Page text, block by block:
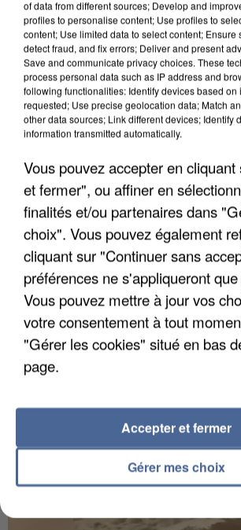
6 août 2026
Gabriel Attal et Raphaël
ingérences...
Sollicité, Sébastien Lecornu
commun" avec les partis à la
of data from different sources; Develop and
profiles to personalise content; Use profiles to
content; Use limited data to select content; Ensure
detect fraud, and fix errors; Deliver and present
Save and communicate privacy choices. These
process personal data such as IP address and
following functionalities: Identify devices based on
requested; Use precise geolocation data; Match
other data sources; Link different devices; Identify
information transmitted automatically.
Vous pouvez accepter en
et fermer", ou affiner en
finalités et/ou partenaires dans
choix". Vous pouvez également
cliquant sur "Continuer sans
préférences ne s'appliqueront
Vous pouvez mettre à jour vos
votre consentement à tout
"Gérer les cookies" situé en bas
page.
Gérer mes choix
Accepter et fermer